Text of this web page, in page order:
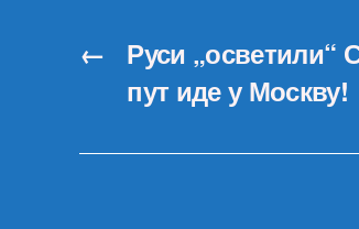
←
Руси „осветили“
пут иде у Москву!